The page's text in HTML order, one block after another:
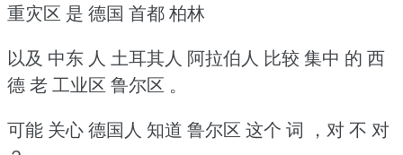
重灾区 是 德国 首都 柏林
以及 中东 人 土耳其人 阿拉伯人 比较 集中 的 西
德 老 工业区 鲁尔区 。
可能 关心 德国人 知道 鲁尔区 这个 词 ，对 不 对